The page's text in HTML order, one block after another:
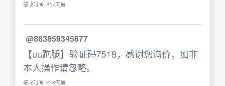
接收时间: 247天前
@883859345877
【uu跑腿】验证码7518，感谢您询价，如非
本人操作请忽略。
接收时间: 248天前